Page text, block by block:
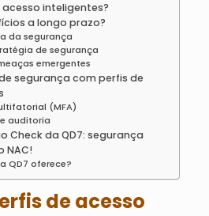
inteligentes?
a longo prazo?
da segurança
de segurança
emergentes
segurança com perfis de
(MFA)
auditoria
Check da QD7: segurança
NAC!
QD7 oferece?
de acesso